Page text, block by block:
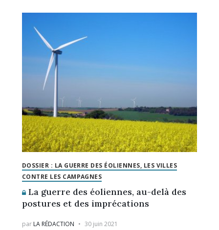
DOSSIER : LA GUERRE DES ÉOLIENNES, LES VILLES
CONTRE LES CAMPAGNES
La guerre des éoliennes, au-delà des
postures et des imprécations
par LA RÉDACTION 30 juin 2021